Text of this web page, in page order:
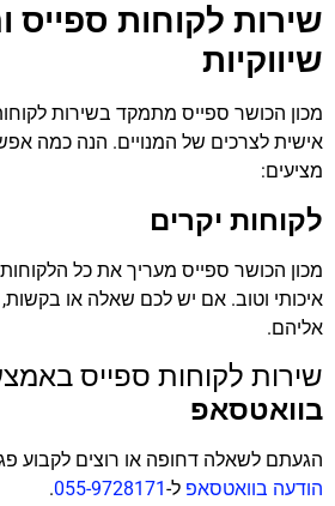
שירות לקוחות ספייס
שיווקיות
מכון הכושר ספייס מתמקד בשירות
אישית לצרכים של המנויים. הנה כמה
מציעים:
לקוחות יקרים
מכון הכושר ספייס מעריך את כל
איכותי וטוב. אם יש לכם שאלה או
אליהם.
שירות לקוחות ספייס
בוואטסאפ
הגעתם לשאלה דחופה או רוצים לקבוע
הודעה בוואטסאפ ל-055-9728171
.